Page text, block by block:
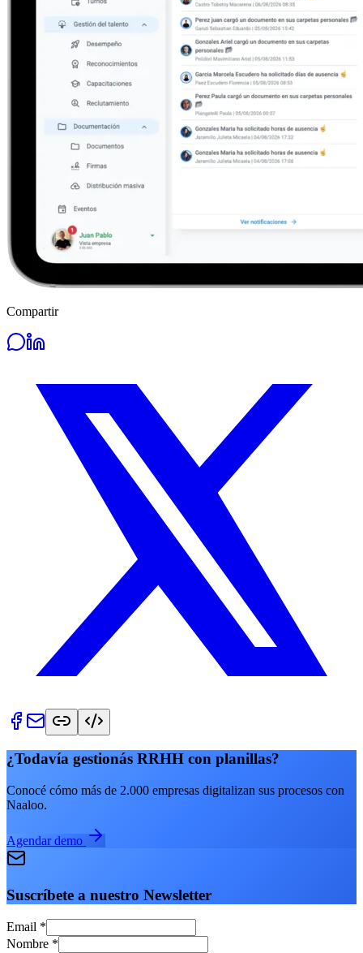
Compartir
¿Todavía gestionás RRHH con planillas?
Conocé cómo más de 2.000 empresas digitalizan sus procesos con
Naaloo.
Agendar demo
Suscríbete a nuestro Newsletter
Email *
Nombre *